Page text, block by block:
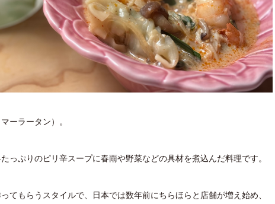
ーラータン）。
っぷりのピリ辛スープに春雨や野菜などの具材を煮込んだ料理です。
てもらうスタイルで、日本では数年前にちらほらと店舗が増え始め、